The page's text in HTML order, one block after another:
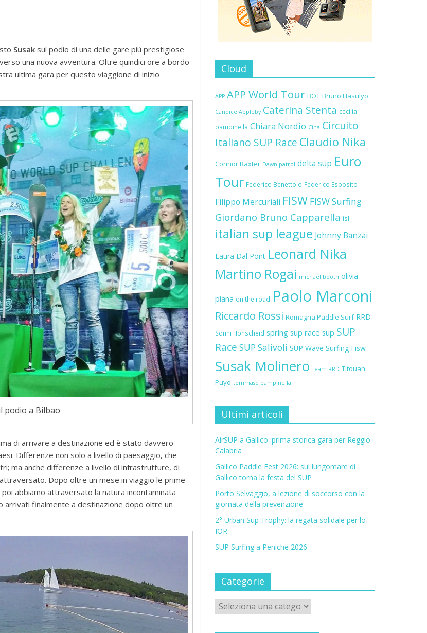
Susak sul podio di una delle gare più prestigiose
una nuova avventura. Oltre quindici ore a bordo
ultima gara per questo viaggione di inizio
podio a Bilbao
di arrivare a destinazione ed è stato davvero
Differenze non solo a livello di paesaggio, che
ma anche differenze a livello di infrastrutture, di
Dopo oltre un mese in viaggio le prime
poi abbiamo attraversato la natura incontaminata
arrivati finalmente a destinazione dopo oltre un
Cloud
APP APP World Tour BOT Bruno Hasulyo
Candice Appleby Caterina Stenta cecilia
pampinella Chiara Nordio Cina Circuito
Italiano SUP Race Claudio Nika
Connor Baxter Dawn patrol delta sup Euro
Tour Federico Benettolo Federico Esposito
Filippo Mercuriali FISW FISW Surfing
Giordano Bruno Capparella isl
italian sup league Johnny Banzai
Laura Dal Pont Leonard Nika
Martino Rogai michael booth olivia
piana on the road Paolo Marconi
Riccardo Rossi Romagna Paddle Surf RRD
Sonni Hönscheid spring sup race sup SUP
Race SUP Salivoli SUP Wave Surfing Fisw
Susak Molinero Team RRD Titouan
Puyo tommaso pampinella
Ultimi articoli
AirSUP a Gallico: prima storica gara per Reggio
Calabria
Gallico Paddle Fest 2026: sul lungomare di
Gallico torna la festa del SUP
Porto Selvaggio, a lezione di soccorso con la
giornata della prevenzione
2° Urban Sup Trophy: la regata solidale per lo
IOR
SUP Surfing a Peniche 2026
Categorie